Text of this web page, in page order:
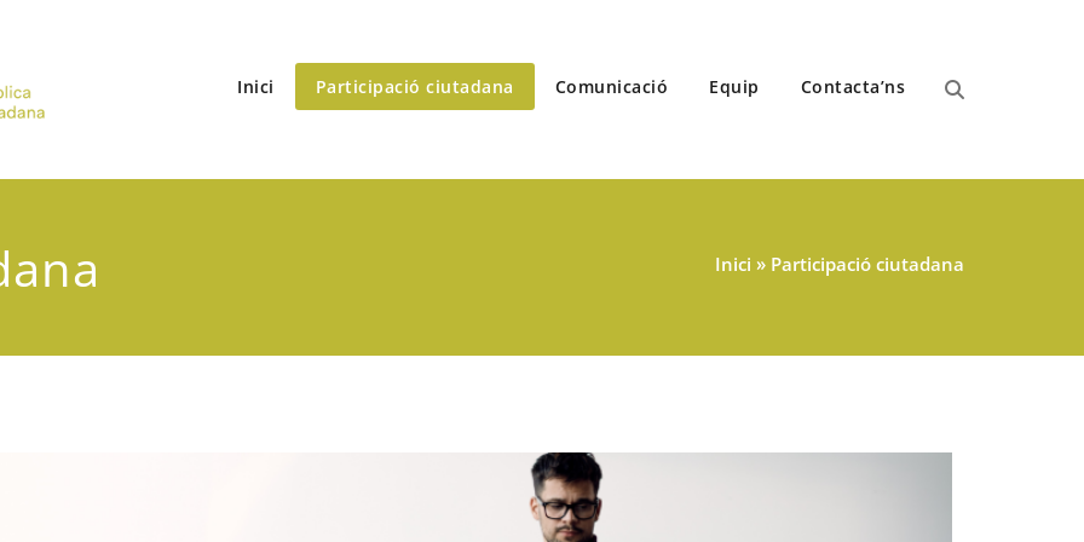
Comunicació pública | Participació ciutadana
Inici Participació ciutadana Comunicació Equip Contacta’ns
Inici » Participació ciutadana